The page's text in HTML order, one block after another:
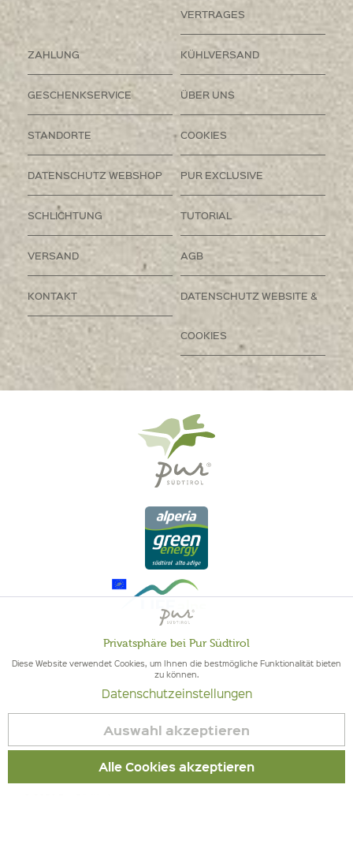
VERTRAGES
ZAHLUNG KÜHLVERSAND
GESCHENKSERVICE ÜBER UNS
STANDORTE COOKIES
DATENSCHUTZ WEBSHOP PUR EXCLUSIVE
SCHLICHTUNG TUTORIAL
VERSAND AGB
KONTAKT DATENSCHUTZ WEBSITE &
COOKIES
QUALITÄT AUS SÜDTIROL - SÜDTIROLER HERKUNFT & GEPRÜFTE
QUALITÄT
Aktiv
Inaktiv
Inaktiv
Privatsphäre bei Pur Südtirol
Diese Website verwendet Cookies, um Ihnen die bestmögliche Funktionalität bieten
zu können.
Datenschutzeinstellungen
Auswahl akzeptieren
Alle Cookies akzeptieren